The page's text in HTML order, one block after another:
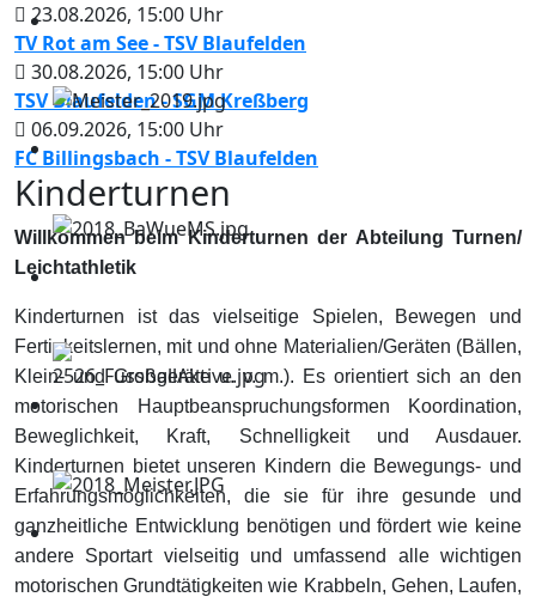
23.08.2026, 15:00 Uhr
TV Rot am See - TSV Blaufelden
30.08.2026, 15:00 Uhr
TSV Blaufelden - SGM Kreßberg
06.09.2026, 15:00 Uhr
FC Billingsbach - TSV Blaufelden
Kinderturnen
Willkommen beim Kinderturnen der Abteilung Turnen/
Leichtathletik
Kinderturnen ist das vielseitige Spielen, Bewegen und
Fertigkeitslernen, mit und ohne Materialien/Geräten (Bällen,
Klein- und Großgeräte u. v. m.). Es orientiert sich an den
motorischen Hauptbeanspruchungsformen Koordination,
Beweglichkeit, Kraft, Schnelligkeit und Ausdauer.
Kinderturnen bietet unseren Kindern die Bewegungs- und
Erfahrungsmöglichkeiten, die sie für ihre gesunde und
ganzheitliche Entwicklung benötigen und fördert wie keine
andere Sportart vielseitig und umfassend alle wichtigen
motorischen Grundtätigkeiten wie Krabbeln, Gehen, Laufen,